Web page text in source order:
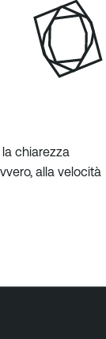
chiarezza
alla velocità